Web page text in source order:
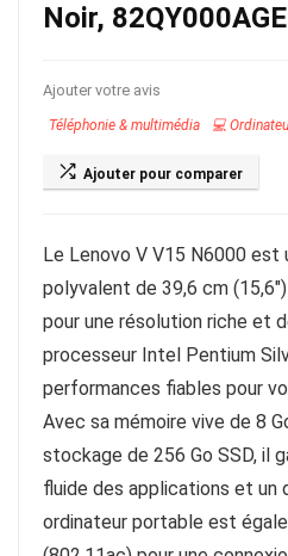
Noir, 82QY000AGE
Ajouter votre avis
Téléphonie & multimédia 💻
Ajouter pour comparer
Le Lenovo V V15 N6000 est
polyvalent de 39,6 cm
pour une résolution riche et
processeur Intel Pentium
performances fiables pour
Avec sa mémoire vive de 8
stockage de 256 Go SSD, il
fluide des applications et un
ordinateur portable est